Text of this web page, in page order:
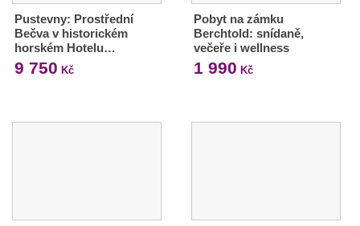
Pustevny: Prostřední
Bečva v historickém
horském Hotelu…
9 750 Kč
Pobyt na zámku
Berchtold: snídaně,
večeře i wellness
1 990 Kč